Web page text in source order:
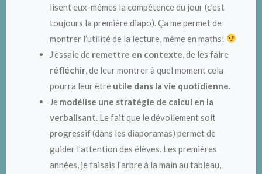
lisent eux-mêmes la compétence du jour (c’est
toujours la première diapo). Ça me permet de
montrer l’utilité de la lecture, même en maths!
J’essaie de remettre en contexte , de les faire
réfléchir , de leur montrer à quel moment cela
pourra leur être utile dans la vie quotidienne
Je modélise une stratégie de calcul en la
verbalisant . Le fait que le dévoilement soit
progressif (dans les diaporamas) permet de
guider l’attention des élèves. Les premières
années, je faisais l’arbre à la main au tableau,